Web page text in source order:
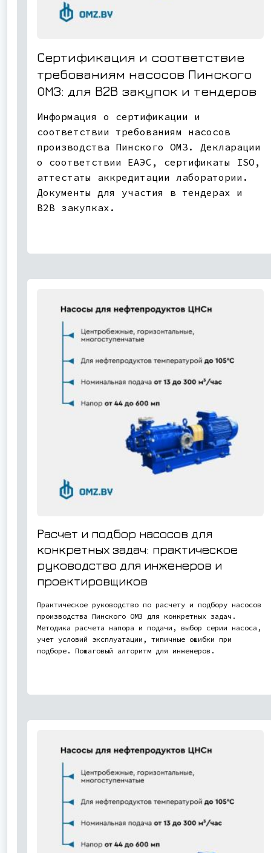
Сертификация и соответствие
требованиям насосов Пинского
ОМЗ: для B2B закупок и тендеров
Информация о сертификации и
соответствии требованиям насосов
производства Пинского ОМЗ. Декларации
о соответствии ЕАЭС, сертификаты ISO,
аттестаты аккредитации лаборатории.
Документы для участия в тендерах и
B2B закупках.
Расчет и подбор насосов для
конкретных задач: практическое
руководство для инженеров и
проектировщиков
Практическое руководство по расчету и подбору насосов
производства Пинского ОМЗ для конкретных задач.
Методика расчета напора и подачи, выбор серии насоса,
учет условий эксплуатации, типичные ошибки при
подборе. Пошаговый алгоритм для инженеров.